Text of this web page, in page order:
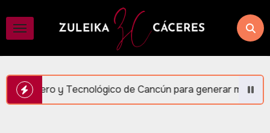
contenido
Cancún para generar más empleo y bienestar: Mara